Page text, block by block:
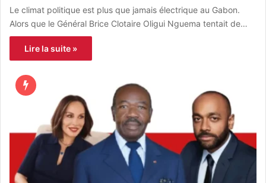
Le climat politique est plus que jamais électrique au Gabon.
Alors que le Général Brice Clotaire Oligui Nguema tentait de…
Lire la suite »